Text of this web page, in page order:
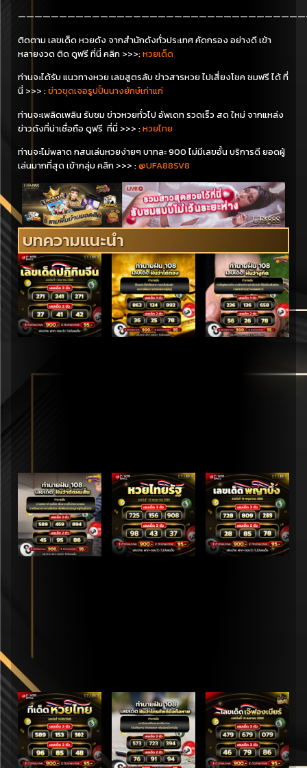
ติดตาม เลขเด็ด หวยดัง จากสำนักดังทั่วประเทศ คัดกรอง อย่างดี เข้า
หลายงวด ติด ดูฟรี ที่นี่คลิก >>>:หวยเด็ด
ท่านจะได้รับ แนวทางหวย เลขสูตรลับ ข่าวสารหวย ไปเสี่ยงโชค ชมฟรี ได้ ที่
นี่ >>> :ข่าวขุดเจอรูปปั้นนางยักษ์เก่าแก่
ท่านจะเพลิดเพลิน รับชม ข่าวหวยทั่วไป อัพเดท รวดเร็ว สด ใหม่ จากแหล่ง
ข่าวดังที่น่าเชื่อถือ ดูฟรี ที่นี่ >>> :หวยไทย
ท่านจะไม่พลาด กสนเล่นหวยง่ายๆ บาทละ 900 ไม่มีเลขอั้น บริการดี ยอดผู้
เล่นมากที่สุด เข้ากลุ่ม คลิก >>> :@UFA88SV8
บทความแนะนำ